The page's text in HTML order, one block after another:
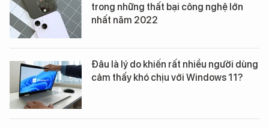
trong những thất bại công nghệ lớn
nhất năm 2022
Đâu là lý do khiến rất nhiều người dùng
cảm thấy khó chịu với Windows 11?